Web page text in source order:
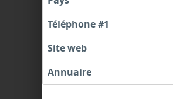
Téléphone #1
Site web
Annuaire